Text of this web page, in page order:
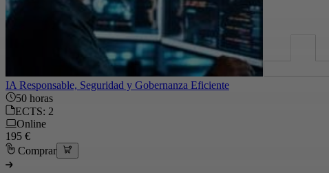
IA Responsable, Seguridad y Gobernanza Eficiente
50 horas
ECTS: 2
Online
195 €
Comprar